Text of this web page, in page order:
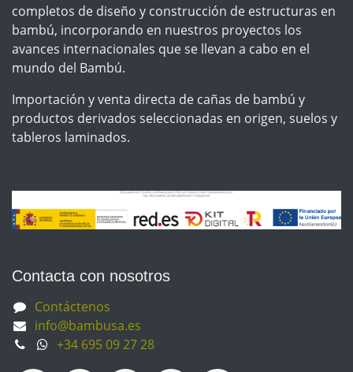
completos de diseño y construcción de estructuras en
bambú, incorporando en nuestros proyectos los
avances internacionales que se llevan a cabo en el
mundo del Bambú.
Importación y venta directa de cañas de bambú y
productos derivados seleccionadas en origen, suelos y
tableros laminados.
Contacta con nosotros
Contáctenos
info@bambusa.es
+34 695 09 27 28